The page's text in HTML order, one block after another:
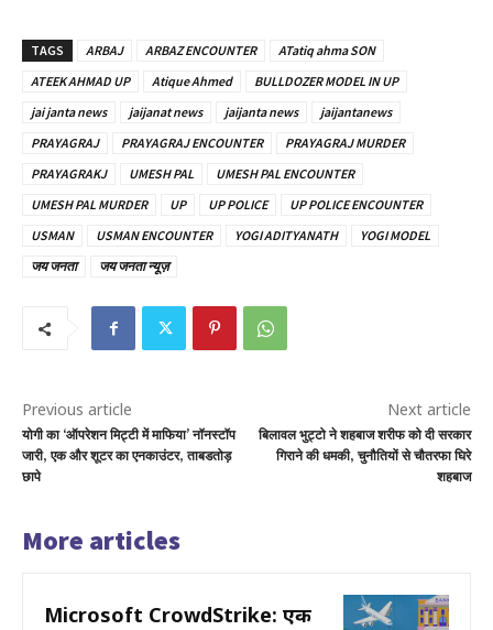
TAGS ARBAJ ARBAZ ENCOUNTER
ATatiq ahma SON
ATEEK AHMAD UP
Atique Ahmed
BULLDOZER MODEL IN UP
jai janta news
jaijanat news jaijanta news
jaijantanews
PRAYAGRAJ
PRAYAGRAJ ENCOUNTER
PRAYAGRAJ MURDER
PRAYAGRAKJ
UMESH PAL
UMESH PAL ENCOUNTER
UMESH PAL MURDER
UP UP POLICE
UP POLICE ENCOUNTER
USMAN
USMAN ENCOUNTER YOGI ADITYANATH
YOGI MODEL
जय जनता
जय जनता न्यूज़
Previous article
योगी का ‘ऑपरेशन मिट्टी में माफिया’ नॉनस्टॉप
जारी, एक और शूटर का एनकाउंटर, ताबडतोड़
छापे
Next article
बिलावल भुट्टो ने शहबाज शरीफ को दी सरकार
गिराने की धमकी, चुनौतियों से चौतरफा घिरे
शहबाज
More articles
Microsoft CrowdStrike: एक